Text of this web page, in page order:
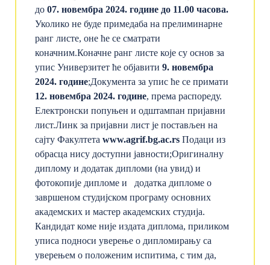
до 07. новембра 2024. године до 11.00 часова.
Уколико не буде примедаба на прелиминарне
ранг листе, оне ће се сматрати
коначним.Коначне ранг листе које су основ за
упис Универзитет ће објавити 9. новембра
2024. године;Документа за упис ће се примати
12. новембра 2024. године, према распореду.
Електронски попуњен и одштампан пријавни
лист.Линк за пријавни лист је постављен на
сајту Факултета www.agrif.bg.ac.rs Подаци из
обрасца нису доступни јавности;Оригиналну
диплому и додатак дипломи (на увид) и
фотокопије дипломе и додатка дипломе о
завршеном студијском програму основних
академских и мастер академских студија.
Кандидат коме није издата диплома, приликом
уписа подноси уверење о дипломирању са
уверењем о положеним испитима, с тим да,